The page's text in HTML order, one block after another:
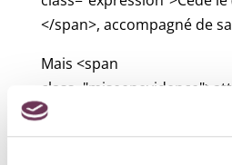
</span>, accompagné de
Mais <span
l'acheteur ne pourra pas
véhicule avec le CPI : il